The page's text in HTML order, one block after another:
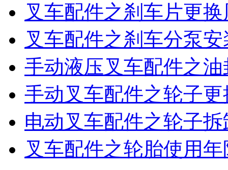
叉车配件之刹车片更
叉车配件之刹车分泵
手动液压叉车配件之
手动叉车配件之轮子
电动叉车配件之轮子
叉车配件之轮胎使用